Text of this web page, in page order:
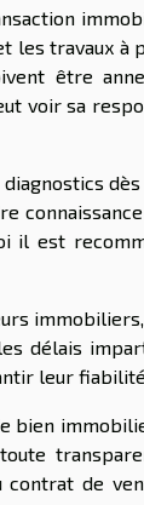
les travaux à
être
voir sa
il est
délais
leur
bien
contrat de